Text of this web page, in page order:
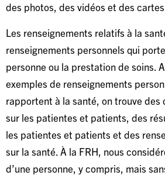
des photos, des vidéos et des cartes.
Les renseignements relatifs à la
renseignements personnels qui
personne ou la prestation de soins.
exemples de renseignements
rapportent à la santé, on trouve des
sur les patientes et patients, des
les patientes et patients et des
sur la santé. À la FRH, nous
d’une personne, y compris, mais